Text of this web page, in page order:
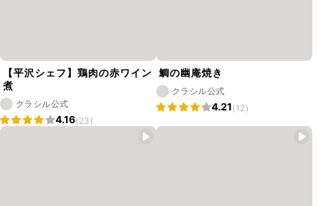
【平沢シェフ】鶏肉の赤ワイン
煮
クラシル公式
4.16(23)
鯛の幽庵焼き
クラシル公式
4.21(12)